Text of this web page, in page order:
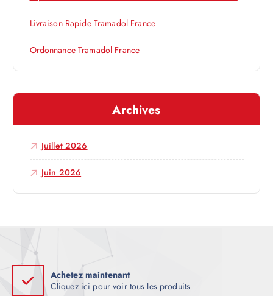
r
t
i
l
e
Livraison Rapide Tramadol France
Ordonnance Tramadol France
Archives
Juillet 2026
Juin 2026
Achetez maintenant
Cliquez ici pour voir tous les produits